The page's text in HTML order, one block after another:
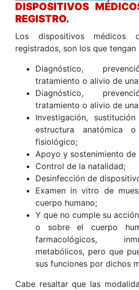
DISPOSITIVOS
REGISTRO.
Los dispositivos médicos
registrados, son los que tengan
Diagnóstico,
tratamiento o alivio de
Diagnóstico,
tratamiento o alivio de
Investigación,
estructura anatómica
fisiológico;
Apoyo y sostenimiento de
Control de la natalidad;
Desinfección de
Examen in vitro de
cuerpo humano;
Y que no cumple su
o sobre el cuerpo
farmacológicos,
metabólicos, pero que
sus funciones por dichos
Cabe resaltar que las